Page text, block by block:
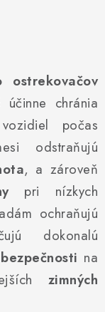
ostrekovačov
chránia
počas
odstraňujú
, a zároveň
pri nízkych
ochraňujú
dokonalú
bezpečnosti na
zimných